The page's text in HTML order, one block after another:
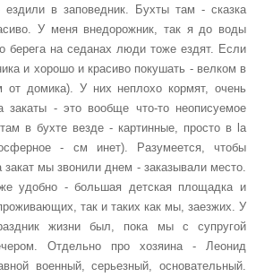
в заповедник. Бухты там - сказка
У меня внедорожник, так я до воды
берега на седанах люди тоже ездят. Если
и хорошо и красиво покушать - велком в
от домика). У них неплохо кормят, очень
закаты - это вообще что-то неописуемое
в бухте везде - картинные, просто в la
- см инет). Разумеется, чтобы
мы звонили днем - заказывали место.
удобно - большая детская площадка и
так и таких как мы, заезжих. У
жизни был, пока мы с супругой
Отдельно про хозяина - Леонид
военный, серьезный, основательный.